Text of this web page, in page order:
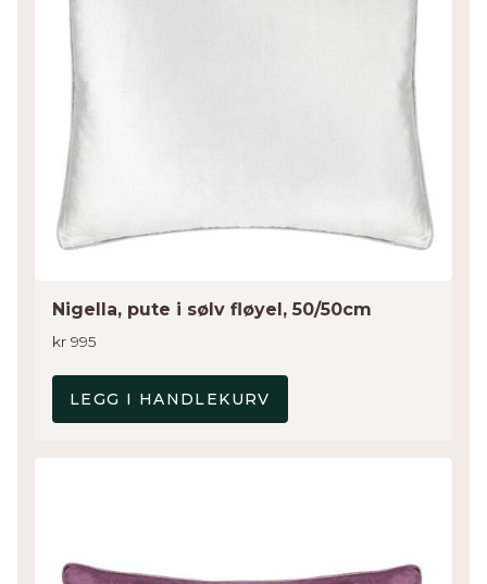
Nigella, pute i sølv fløyel, 50/50cm
kr 995
LEGG I HANDLEKURV